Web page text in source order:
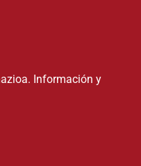
Información y